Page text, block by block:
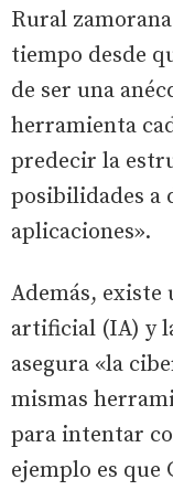
Rural
tiempo desde
de ser una
herramienta
predecir la
posibilidades a
aplicaciones».
Además,
artificial (IA) y
asegura «la
mismas
para intentar
ejemplo es que